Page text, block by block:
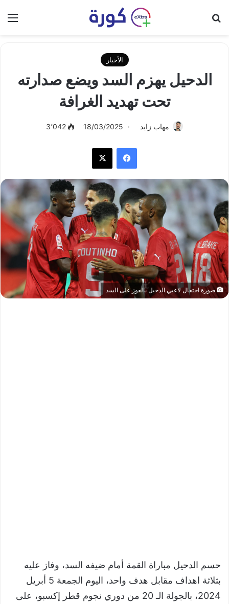
الأخبار
الدحيل يهزم السد ويضع صدارته
تحت تهديد الغرافة
مهاب زايد 18/03/2025 3٬042
فيسبوك
صورة احتفال لاعبي الدحيل بالفوز على السد
حسم الدحيل مباراة القمة أمام ضيفه السد، وفاز عليه
بثلاثة اهداف مقابل هدف واحد، اليوم الجمعة 5 أبريل
2024، بالجولة الـ 20 من دوري نجوم قطر إكسبو، على